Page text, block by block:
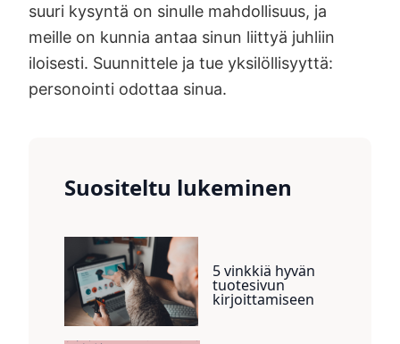
suuri kysyntä on sinulle mahdollisuus, ja
meille on kunnia antaa sinun liittyä juhliin
iloisesti. Suunnittele ja tue yksilöllisyyttä:
personointi odottaa sinua.
Suositeltu lukeminen
5 vinkkiä hyvän
tuotesivun
kirjoittamiseen